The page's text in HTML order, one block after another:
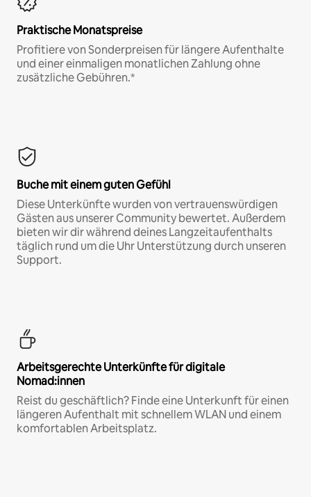
Praktische Monatspreise
Profitiere von Sonderpreisen für längere Aufenthalte
und einer einmaligen monatlichen Zahlung ohne
zusätzliche Gebühren.*
Buche mit einem guten Gefühl
Diese Unterkünfte wurden von vertrauenswürdigen
Gästen aus unserer Community bewertet. Außerdem
bieten wir dir während deines Langzeitaufenthalts
täglich rund um die Uhr Unterstützung durch unseren
Support.
Arbeitsgerechte Unterkünfte für digitale
Nomad:innen
Reist du geschäftlich? Finde eine Unterkunft für einen
längeren Aufenthalt mit schnellem WLAN und einem
komfortablen Arbeitsplatz.